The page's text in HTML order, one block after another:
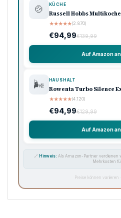
🍲 KÜCHE
Russell Hobbs
★★★★★(2.870)
€94,99€139,99
Auf Amazon
🌬️ HAUSHALT
Rowenta Turbo Silence
★★★★★(4.120)
€94,99€129,99
Auf Amazon
🔗 Hinweis: Als Amazon-Partner verdienen
Mehrkosten
Preise können variieren